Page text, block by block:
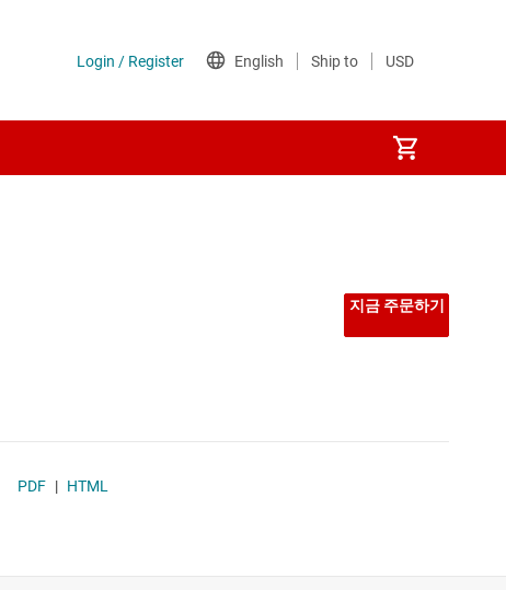
지금 주문하기
PDF | HTML